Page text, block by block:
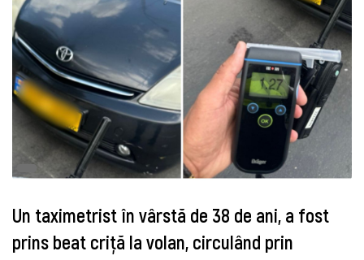
Un taximetrist în vârstă de 38 de ani, a fost
prins beat criţă la volan, circulând prin